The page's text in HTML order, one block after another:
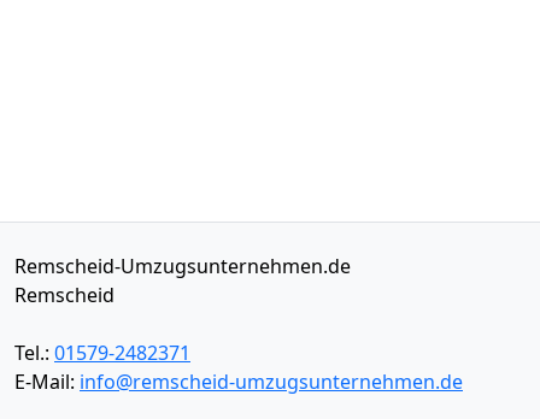
Remscheid-Umzugsunternehmen.de
Remscheid
Tel.: 01579-2482371
E-Mail: info@remscheid-umzugsunternehmen.de